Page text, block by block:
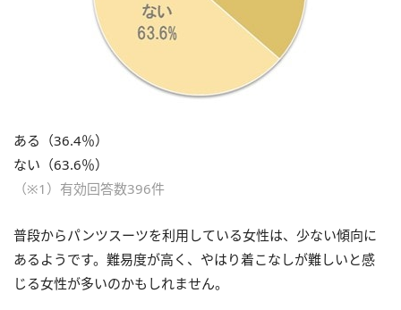
ある（36.4％）
ない（63.6％）
（※1）有効回答数396件
普段からパンツスーツを利用している女性は、少ない傾向に
あるようです。難易度が高く、やはり着こなしが難しいと感
じる女性が多いのかもしれません。